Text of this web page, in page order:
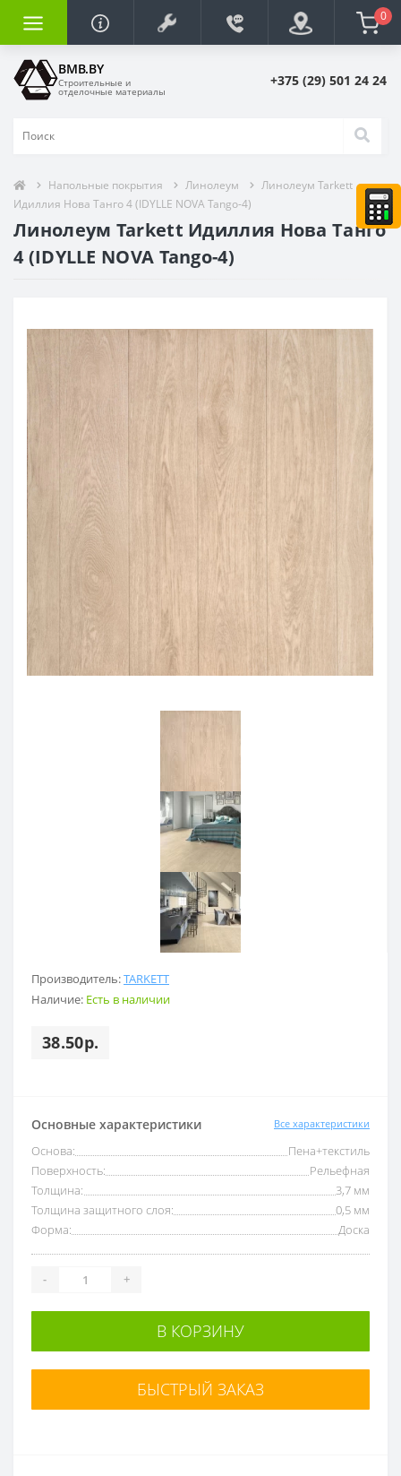
0
BMB.BY
Строительные и
отделочные материалы
+375 (29) 501 24 24
Напольные покрытия Линолеум
Линолеум Tarkett
Идиллия Нова Танго 4 (IDYLLE NOVA Tango-4)
Линолеум Tarkett Идиллия Нова Танго
4 (IDYLLE NOVA Tango-4)
Производитель:TARKETT
Наличие: Есть в наличии
38.50р.
Основные характеристики Все характеристики
Основа:
Пена+текстиль
Поверхность:
Рельефная
Толщина:
3,7 мм
Толщина защитного слоя:
0,5 мм
Форма:
Доска
- +
В КОРЗИНУ
БЫСТРЫЙ ЗАКАЗ